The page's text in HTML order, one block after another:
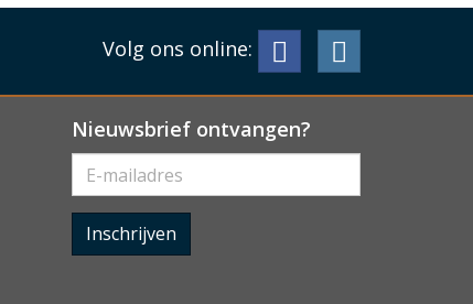
Volg ons online:
Nieuwsbrief ontvangen?
Inschrijven